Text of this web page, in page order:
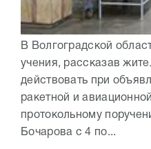
В Волгоградской
учения, рассказав
действовать при
ракетной и
протокольному
Бочарова с 4 по...